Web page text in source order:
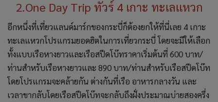
2.One Day Trip ทัวร์ 4 เกาะ ทะเลเเหวก
อีกหนึ่งที่เที่ยวแลนด์มาร์กของกระบี่ก็ต้องยกให้ที่นี่เลย 4 เกาะ
ทะเลแหวกโปรแกรมยอดฮิตในการเที่ยวกระบี่ โดยจะมีให้เลือก
ทั้งแบบเรือหางยาวและเรือสปีดโบ๊ทราคาเริ่มต้นที่ 600 บาท/
ท่านสำหรับเรือหางยาวและ 890 บาท/ท่านสำหรับเรือสปีดโบ๊ท
โดยโปรแกรมจะคล้ายกัน ต่างกันที่เรือ อาหารกลางวัน และ
เวลาขากลับโดยเรือสปีดโบ๊ทจะกลับถึงฝั่งประมาณบ่ายสองครึ่ง